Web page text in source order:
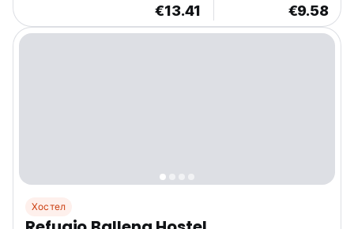
€13.41 €9.58
Хостел